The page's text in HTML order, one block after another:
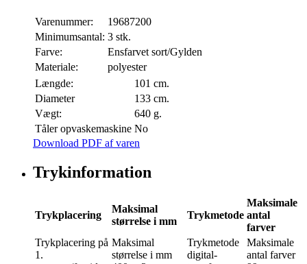
Varenummer:
19687200
Minimumsantal: 3 stk.
Farve:
Ensfarvet sort/Gylden
Materiale:
polyester
Længde:
101 cm.
Diameter
133 cm.
Vægt:
640 g.
Tåler opvaskemaskine No
Download PDF af varen
Trykinformation
Trykplacering
Maksimal
størrelse i mm
Trykmetode
Maksimale
antal
farver
Trykplacering på
1.
Maksimal
størrelse i mm
Trykmetode
digital-
Maksimale
antal farver